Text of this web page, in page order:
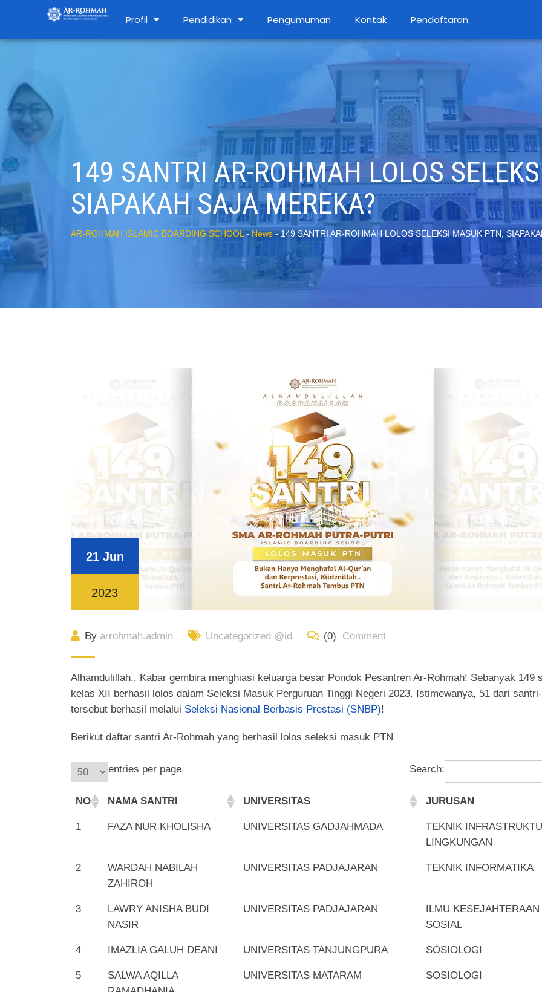
Profil Pendidikan Pengumuman Kontak Pendaftaran
149 SANTRI AR-ROHMAH LOLOS
SIAPAKAH SAJA MEREKA?
AR-ROHMAH ISLAMIC BOARDING SCHOOL-News-149 SANTRI AR-ROHMAH LOLOS SELEKSI MASUK PTN,
21 Jun
2023
By arrohmah.admin Uncategorized @id (0) Comment
Alhamdulillah.. Kabar gembira menghiasi keluarga besar Pondok Pesantren Ar-Rohmah! Sebanyak 149
kelas XII berhasil lolos dalam Seleksi Masuk Perguruan Tinggi Negeri 2023. Istimewanya, 51 dari
tersebut berhasil melalui Seleksi Nasional Berbasis Prestasi (SNBP)!
Berikut daftar santri Ar-Rohmah yang berhasil lolos seleksi masuk PTN
entries per page Search:
NO NAMA SANTRI UNIVERSITAS JURUSAN
1 FAZA NUR KHOLISHA UNIVERSITAS GADJAHMADA
TEKNIK
LINGKUNGAN
2
WARDAH NABILAH
ZAHIROH
UNIVERSITAS PADJAJARAN TEKNIK INFORMATIKA
3
LAWRY ANISHA BUDI
NASIR
UNIVERSITAS PADJAJARAN
ILMU KESEJAHTERAAN
SOSIAL
4 IMAZLIA GALUH DEANI UNIVERSITAS TANJUNGPURA SOSIOLOGI
5
SALWA AQILLA
UNIVERSITAS MATARAM SOSIOLOGI